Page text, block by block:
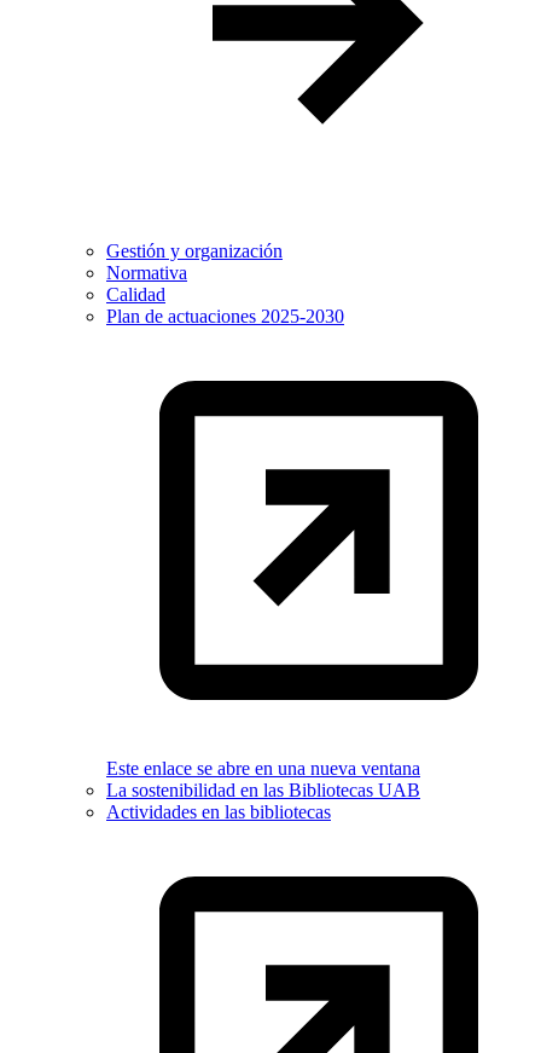
Gestión y organización
Normativa
Calidad
Plan de actuaciones 2025-2030
Este enlace se abre en una nueva ventana
La sostenibilidad en las Bibliotecas UAB
Actividades en las bibliotecas